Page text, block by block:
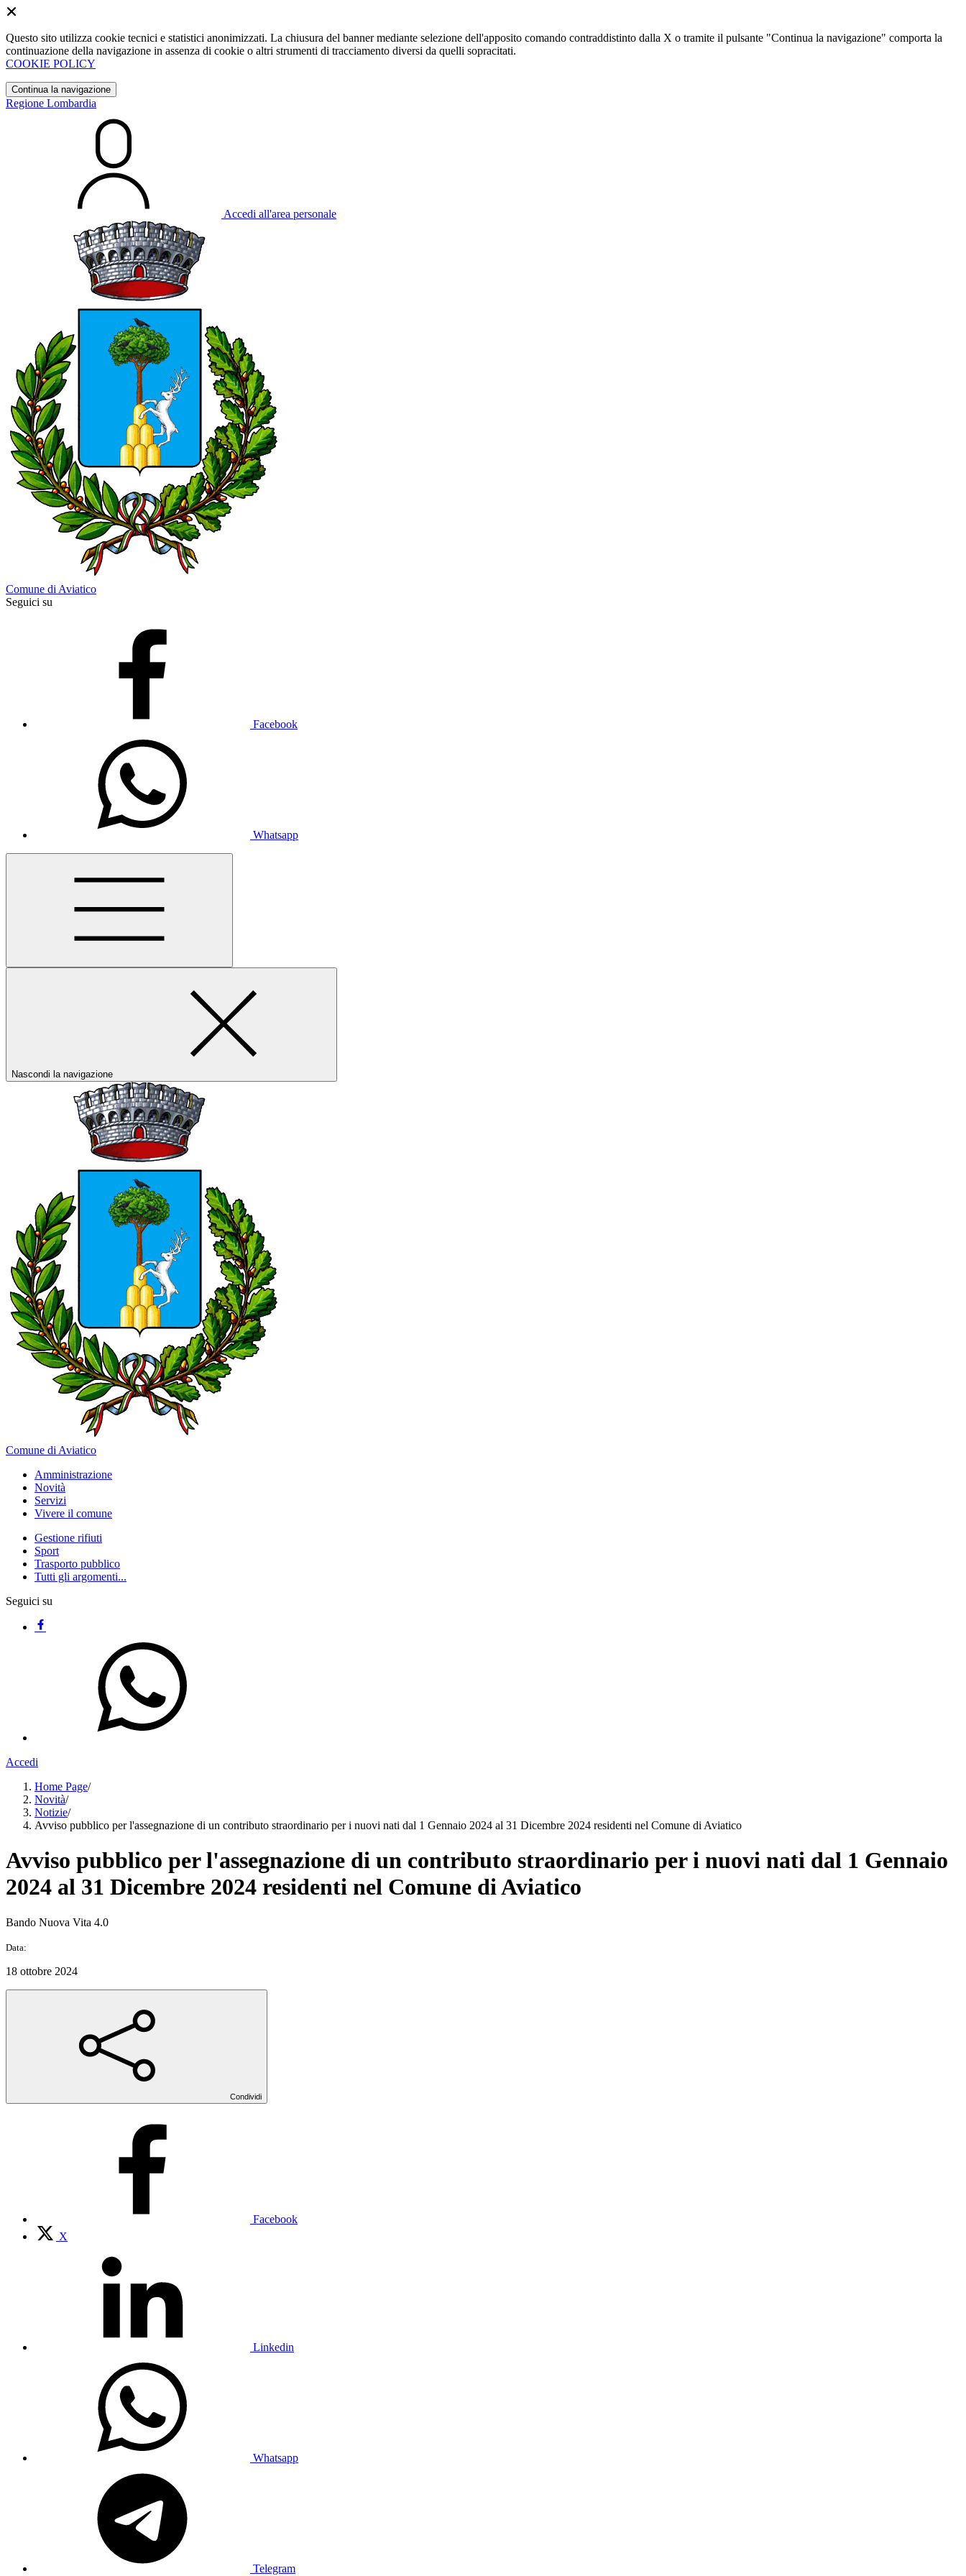
Questo sito utilizza cookie tecnici e statistici anonimizzati. La chiusura del banner mediante selezione dell'apposito comando contraddistinto dalla X o tramite il pulsante "Continua la navigazione" comporta la
continuazione della navigazione in assenza di cookie o altri strumenti di tracciamento diversi da quelli sopracitati.
COOKIE POLICY
Continua la navigazione
Regione Lombardia
Accedi all'area personale
Comune di Aviatico
Seguici su
Facebook
Whatsapp
Nascondi la navigazione
Comune di Aviatico
Amministrazione
Novità
Servizi
Vivere il comune
Gestione rifiuti
Sport
Trasporto pubblico
Tutti gli argomenti...
Seguici su
Accedi
Home Page/
Novità/
Notizie/
Avviso pubblico per l'assegnazione di un contributo straordinario per i nuovi nati dal 1 Gennaio 2024 al 31 Dicembre 2024 residenti nel Comune di Aviatico
Avviso pubblico per l'assegnazione di un contributo straordinario per i nuovi nati dal 1 Gennaio
2024 al 31 Dicembre 2024 residenti nel Comune di Aviatico
Bando Nuova Vita 4.0
Data:
18 ottobre 2024
Condividi
Facebook
X
Linkedin
Whatsapp
Telegram